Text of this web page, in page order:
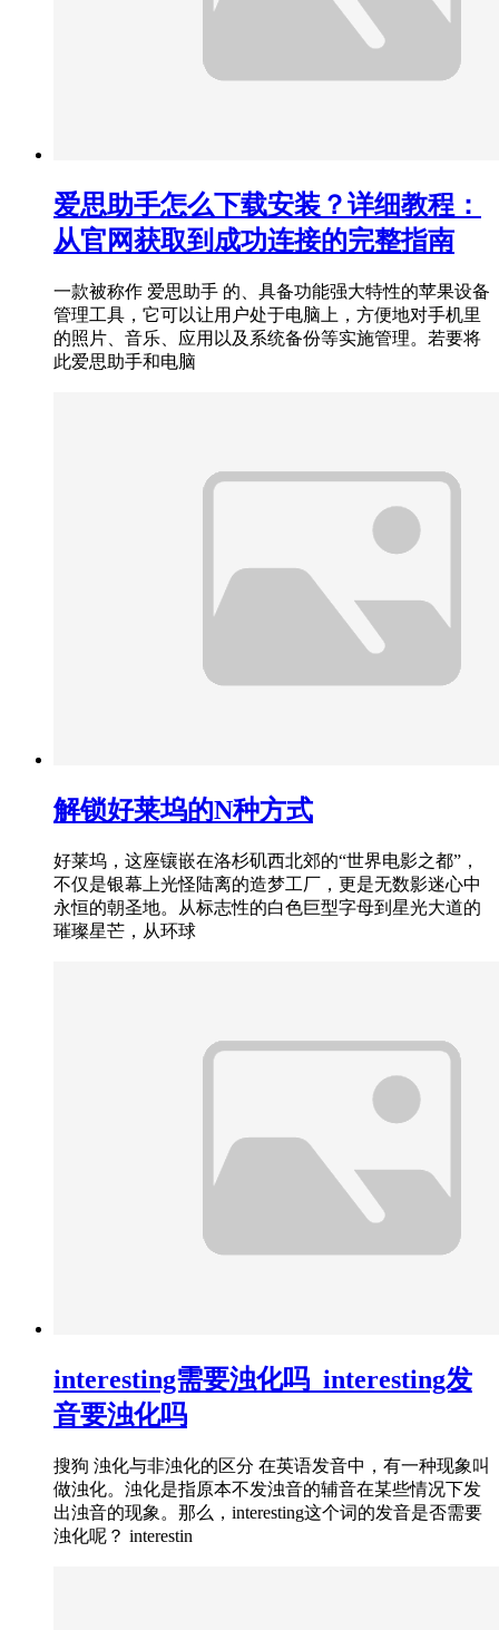
爱思助手怎么下载安装？详细教程：
从官网获取到成功连接的完整指南
一款被称作 爱思助手 的、具备功能强大特性的苹果设备
管理工具，它可以让用户处于电脑上，方便地对手机里
的照片、音乐、应用以及系统备份等实施管理。若要将
此爱思助手和电脑
解锁好莱坞的N种方式
好莱坞，这座镶嵌在洛杉矶西北郊的“世界电影之都”，
不仅是银幕上光怪陆离的造梦工厂，更是无数影迷心中
永恒的朝圣地。从标志性的白色巨型字母到星光大道的
璀璨星芒，从环球
interesting需要浊化吗_interesting发
音要浊化吗
搜狗 浊化与非浊化的区分 在英语发音中，有一种现象叫
做浊化。浊化是指原本不发浊音的辅音在某些情况下发
出浊音的现象。那么，interesting这个词的发音是否需要
浊化呢？ interestin